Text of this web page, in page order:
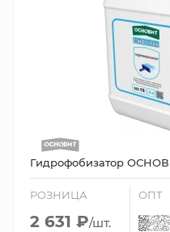
Гидрофобизатор
РОЗНИЦА
2 631 ₽/шт.
ОПТ